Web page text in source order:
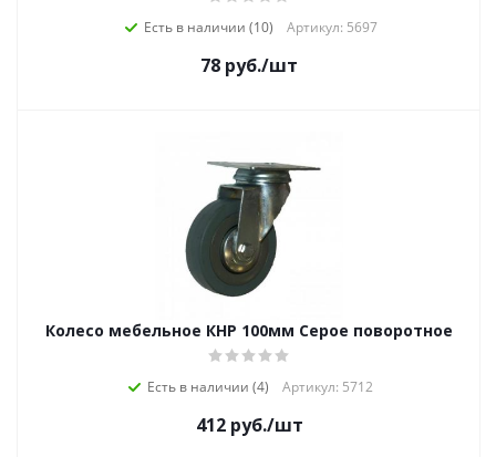
Есть в наличии (10) Артикул: 5697
78 руб./шт
Колесо мебельное КНР 100мм Серое поворотное
Есть в наличии (4) Артикул: 5712
412руб./шт